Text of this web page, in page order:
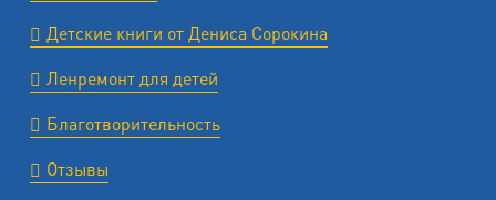
Детские книги от Дениса Сорокина
Ленремонт для детей
Благотворительность
Отзывы